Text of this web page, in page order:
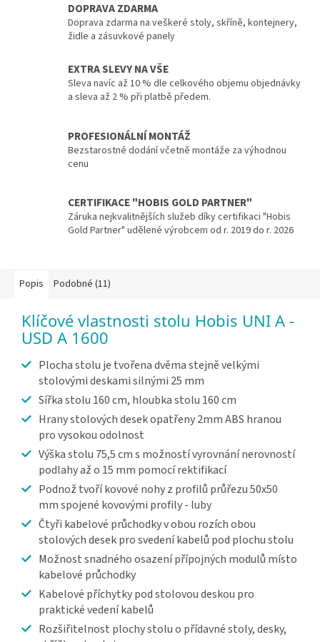
DOPRAVA ZDARMA
Doprava zdarma na veškeré stoly, skříně, kontejnery,
židle a zásuvkové panely
EXTRA SLEVY NA VŠE
Sleva navíc až 10 % dle celkového objemu objednávky
a sleva až 2 % při platbě předem.
PROFESIONÁLNÍ MONTÁŽ
Bezstarostné dodání včetně montáže za výhodnou
cenu
CERTIFIKACE "HOBIS GOLD PARTNER"
Záruka nejkvalitnějších služeb díky certifikaci "Hobis
Gold Partner" udělené výrobcem od r. 2019 do r. 2026
Popis Podobné (11)
Klíčové vlastnosti stolu Hobis UNI A -
USD A 1600
Plocha stolu je tvořena dvěma stejně velkými
stolovými deskami silnými 25 mm
Sířka stolu 160 cm, hloubka stolu 160 cm
Hrany stolových desek opatřeny 2mm ABS hranou
pro vysokou odolnost
Výška stolu 75,5 cm s možností vyrovnání nerovností
podlahy až o 15 mm pomocí rektifikací
Podnož tvoří kovové nohy z profilů průřezu 50x50
mm spojené kovovými profily - luby
Čtyři kabelové průchodky v obou rozích obou
stolových desek pro svedení kabelů pod plochu stolu
Možnost snadného osazení přípojných modulů místo
kabelové průchodky
Kabelové příchytky pod stolovou deskou pro
praktické vedení kabelů
Rozšiřitelnost plochy stolu o přídavné stoly, desky,